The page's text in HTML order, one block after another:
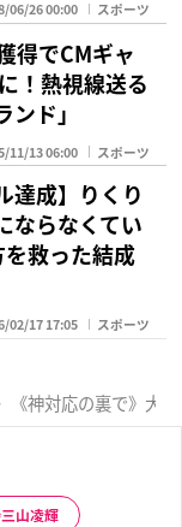
06/26 00:00 スポーツ
得でCMギャ
！熱視線送る
ンド」
11/13 06:00 スポーツ
達成】りくり
ならなくてい
救った結成
02/17 17:05 スポーツ
《神対応の裏で》大
三山凌輝